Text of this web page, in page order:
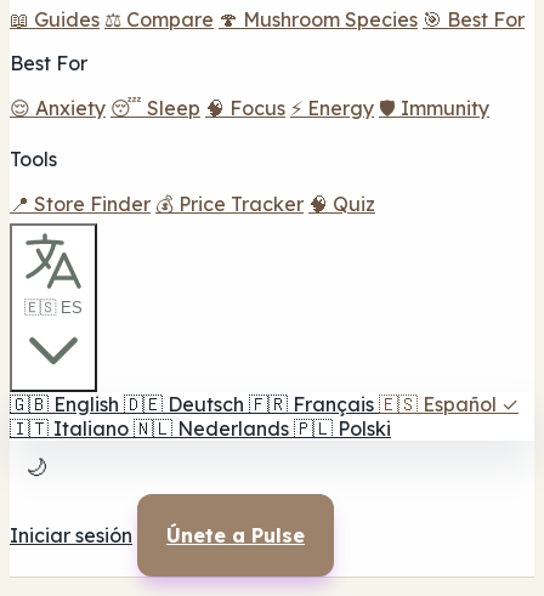
📖 Guides ⚖️ Compare 🍄 Mushroom Species 🎯 Best For
Best For
😌 Anxiety 😴 Sleep 🧠 Focus ⚡ Energy 🛡️ Immunity
Tools
📍 Store Finder 💰 Price Tracker 🧠 Quiz
🇪🇸 ES
🇬🇧 English 🇩🇪 Deutsch 🇫🇷 Français 🇪🇸 Español ✓
🇮🇹 Italiano 🇳🇱 Nederlands 🇵🇱 Polski
🌙
Iniciar sesión Únete a Pulse